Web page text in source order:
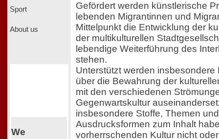
Sport
About us
We
Gefördert werden künstlerische
lebenden Migrantinnen und
Mittelpunkt die Entwicklung der
der multikulturellen
lebendige Weiterführung des
stehen.
Unterstützt werden insbesondere
über die Bewahrung der
mit den verschiedenen
Gegenwartskultur
insbesondere Stoffe, Themen
Ausdrucksformen zum Inhalt
vorherrschenden Kultur nicht